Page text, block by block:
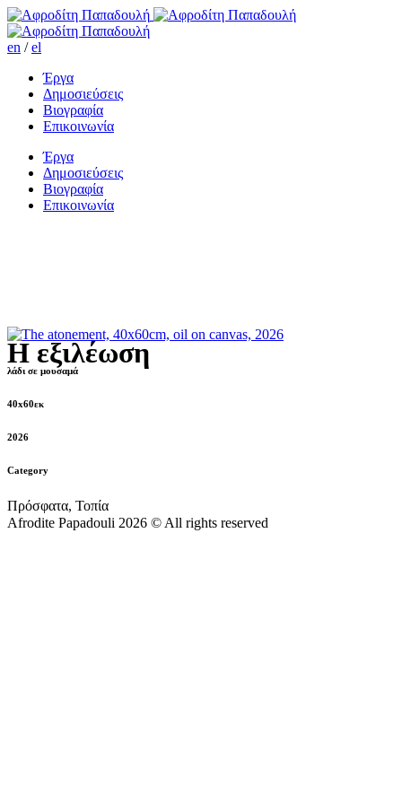
en /el
Έργα
Δημοσιεύσεις
Βιογραφία
Επικοινωνία
Έργα
Δημοσιεύσεις
Βιογραφία
Επικοινωνία
Η εξιλέωση
λάδι σε μουσαμά
40x60εκ
2026
Category
Πρόσφατα, Τοπία
Afrodite Papadouli 2026 © All rights reserved